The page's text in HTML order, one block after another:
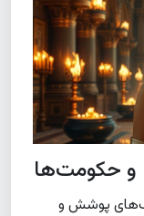
و حکومت‌ها
پوشش و